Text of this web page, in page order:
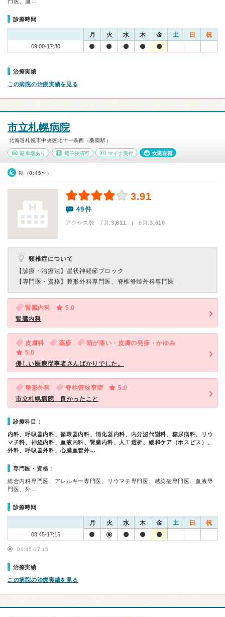
診療時間
月 火 水 木 金 土 日 祝
09:00-17:30
治療実績
この病院の治療実績を見る
市立札幌病院
北海道札幌市中央区北十一条西（桑園駅）
駐車場あり 電子決済可 マイナ受付 女医在籍
朝（0:45〜）
3.91
49件
アクセス数 7月:3,611 | 6月:3,610
頸椎症について
【診療・治療法】 星状神経節ブロック
【専門医・資格】 整形外科専門医、脊椎脊髄外科専門医
腎臓内科
5.0
腎臓内科
皮膚科 薬疹
頭が痛い・皮膚の発疹・かゆみ
5.0
優しい医療従事者さんばかりでした。
整形外科 脊柱管狭窄症
5.0
市立札幌病院 良かったこと
診療科目：
内科、呼吸器内科、循環器内科、消化器内科、内分泌代謝科、糖尿病科、リウ
マチ科、神経内科、血液内科、腎臓内科、人工透析、緩和ケア（ホスピス）、
外科、呼吸器外科、心臓血管外…
専門医・資格：
総合内科専門医、アレルギー専門医、リウマチ専門医、感染症専門医、血液専
門医、外…
診療時間
月 火 水 木 金 土 日 祝
08:45-17:15
00:45-17:15
治療実績
この病院の治療実績を見る